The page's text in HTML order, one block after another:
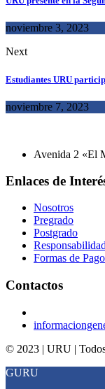
noviembre 3, 2023
Next
Estudiantes URU
noviembre 7, 2023
Avenida 2 «El
Enlaces de
Nosotros
Pregrado
Postgrado
Formas de Pago
Contactos
© 2023 | URU |
GURU